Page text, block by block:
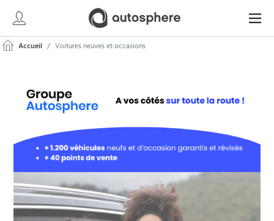
Accueil Voitures neuves et occasions